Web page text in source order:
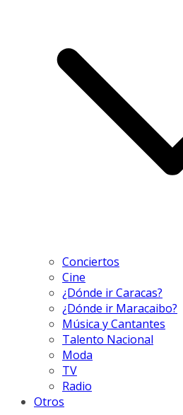
Conciertos
Cine
¿Dónde ir Caracas?
¿Dónde ir Maracaibo?
Música y Cantantes
Talento Nacional
Moda
TV
Radio
Otros